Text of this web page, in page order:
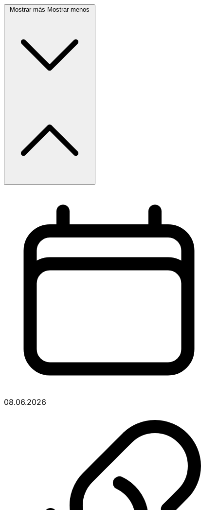
Mostrar más Mostrar menos
08.06.2026